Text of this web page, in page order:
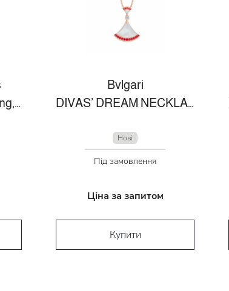
Perlée pearls of gold ring, medium model
Bvlgari
DIVAS’ DREAM NECKLACE
Нові
Під замовлення
Ціна за запитом
Купити